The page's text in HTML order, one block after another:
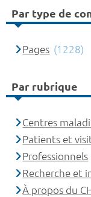
Par type de
Pages (1228)
Par rubrique
Centres
Patients et
Professionnels
Recherche et
À propos du